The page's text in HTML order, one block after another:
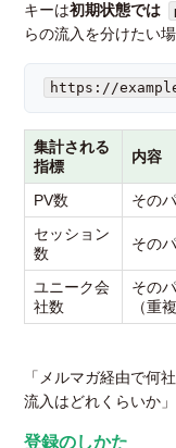
キーは初期状態では
らの流入を分けたい
https://
集計される
指標
内容
PV数
その
セッション
数
その
ユニーク会
社数
その
（重
「メルマガ経由で何
流入はどれくらいか
登録のしかた